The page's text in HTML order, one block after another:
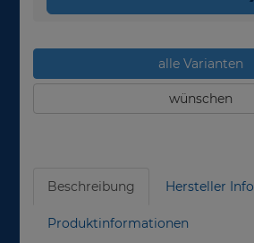
alle Varianten
wünschen
Beschreibung Hersteller Info
Produktinformationen